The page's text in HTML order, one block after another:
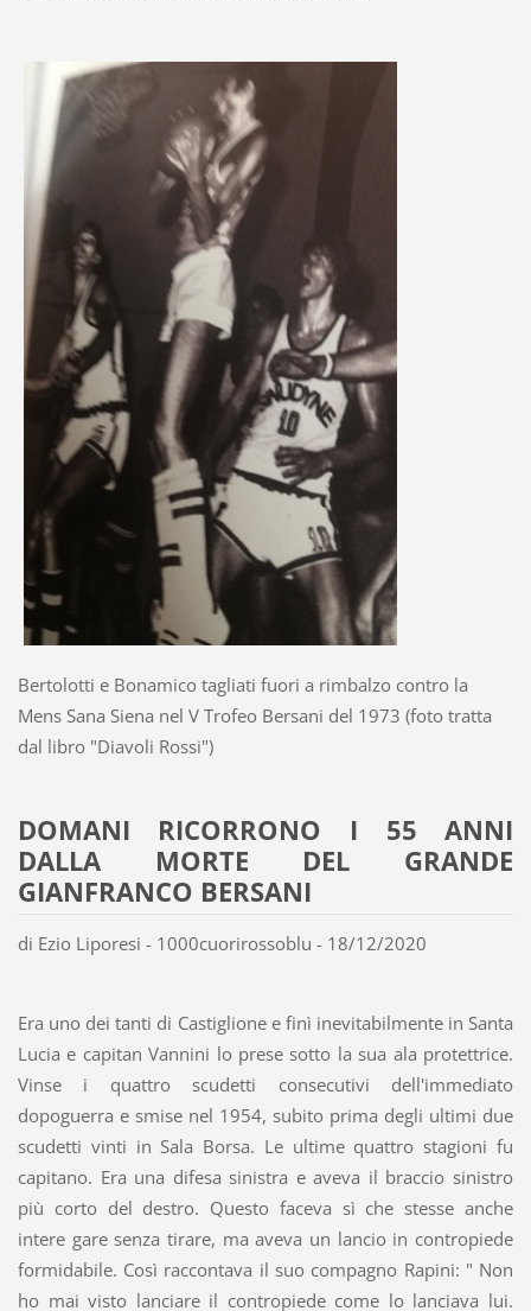
Bertolotti e Bonamico tagliati fuori a rimbalzo contro la
Mens Sana Siena nel V Trofeo Bersani del 1973 (foto tratta
dal libro "Diavoli Rossi")
DOMANI RICORRONO I 55 ANNI
DALLA MORTE DEL GRANDE
GIANFRANCO BERSANI
di Ezio Liporesi - 1000cuorirossoblu - 18/12/2020
Era uno dei tanti di Castiglione e finì inevitabilmente in Santa
Lucia e capitan Vannini lo prese sotto la sua ala protettrice.
Vinse i quattro scudetti consecutivi dell'immediato
dopoguerra e smise nel 1954, subito prima degli ultimi due
scudetti vinti in Sala Borsa. Le ultime quattro stagioni fu
capitano. Era una difesa sinistra e aveva il braccio sinistro
più corto del destro. Questo faceva sì che stesse anche
intere gare senza tirare, ma aveva un lancio in contropiede
formidabile. Così raccontava il suo compagno Rapini: " Non
ho mai visto lanciare il contropiede come lo lanciava lui.